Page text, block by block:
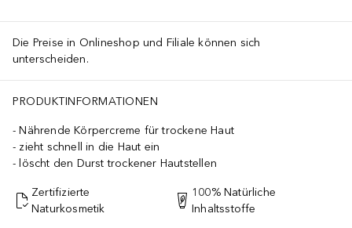
Die Preise in Onlineshop und Filiale können sich
unterscheiden.
PRODUKTINFORMATIONEN
Nährende Körpercreme für trockene Haut
zieht schnell in die Haut ein
löscht den Durst trockener Hautstellen
Zertifizierte
Naturkosmetik
100% Natürliche
Inhaltsstoffe